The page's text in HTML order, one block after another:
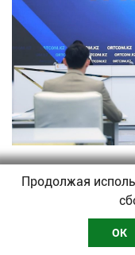
Стартовал прием
Редакция
Продолжая
ОК